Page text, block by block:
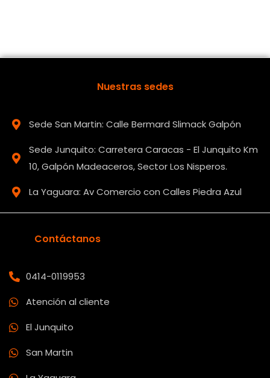
Contáctanos
0414-0119953
Atención al cliente
El Junquito
San Martin
Nuestras sedes
Sede San Martin: Calle Bermard Slimack Galpón
Sede Junquito: Carretera Caracas - El Junquito Km
10, Galpón Madeaceros, Sector Los Nisperos.
La Yaguara: Av Comercio con Calles Piedra Azul